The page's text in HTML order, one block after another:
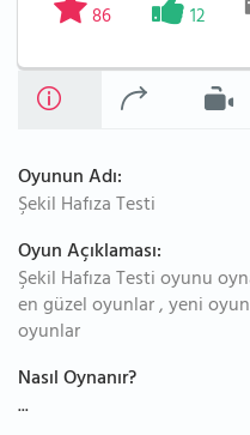
86 12
Oyunun Adı:
Şekil Hafıza Testi
Oyun Açıklaması:
Şekil Hafıza Testi oyunu
en güzel oyunlar , yeni
oyunlar
Nasıl Oynanır?
...